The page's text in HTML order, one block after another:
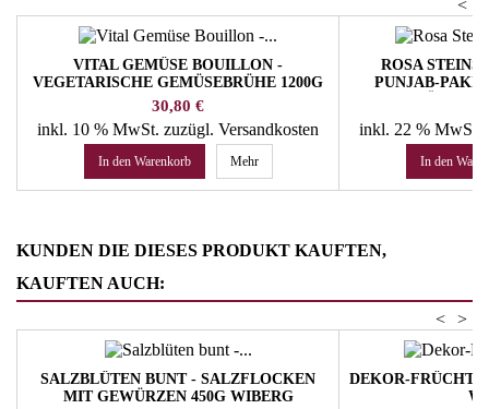
<
VITAL GEMÜSE BOUILLON -
VEGETARISCHE GEMÜSEBRÜHE 1200G
WIBERG
Preis
30,80 €
inkl. 10 % MwSt. zuzügl. Versandkosten
In den Warenkorb Mehr
ROSA
PUNJAB-
inkl. 22 % MwSt.
In den
KUNDEN DIE DIESES PRODUKT KAUFTEN,
KAUFTEN AUCH:
>
<
SALZBLÜTEN BUNT - SALZFLOCKEN
MIT GEWÜRZEN 450G WIBERG
DEKOR-